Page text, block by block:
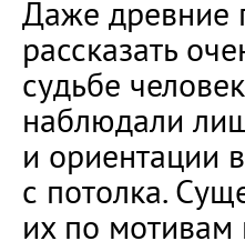
Даже древние
рассказать
судьбе
наблюдали
и ориентации
с потолка.
их по мотивам